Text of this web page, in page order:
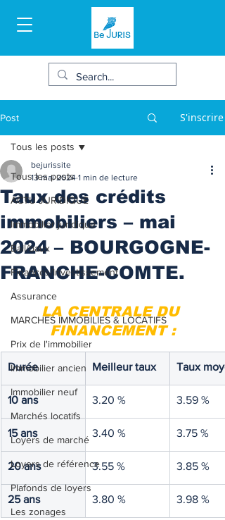
Post S'inscrire
Tous les posts
ACTU JURIDIQUE
Immobilier juridique
Bail/baux
Finances/Investissement
Assurance
MARCHES IMMOBILIES & LOCATIFS
Prix de l'immobilier
Immobilier ancien
Immobilier neuf
Marchés locatifs
Loyers de marché
Loyers de référence
Plafonds de loyers
Les zonages
Tous les posts
Taux des crédits
immobiliers – mai
2024 – BOURGOGNE-
FRANCHE-COMTE.
bejurissite
13 mai 2024 1 min de lecture
LA CENTRALE DU
FINANCEMENT :
Durée Meilleur taux Taux
10 ans 3.20 % 3.59 %
15 ans 3.40 % 3.75 %
20 ans 3.55 % 3.85 %
25 ans 3.80 % 3.98 %